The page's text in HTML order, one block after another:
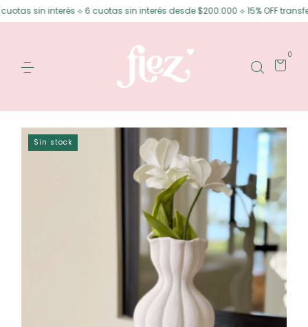
⟡ 6 cuotas sin interés desde $200.000 ⟡ 15% OFF transferencia
0
Sin stock